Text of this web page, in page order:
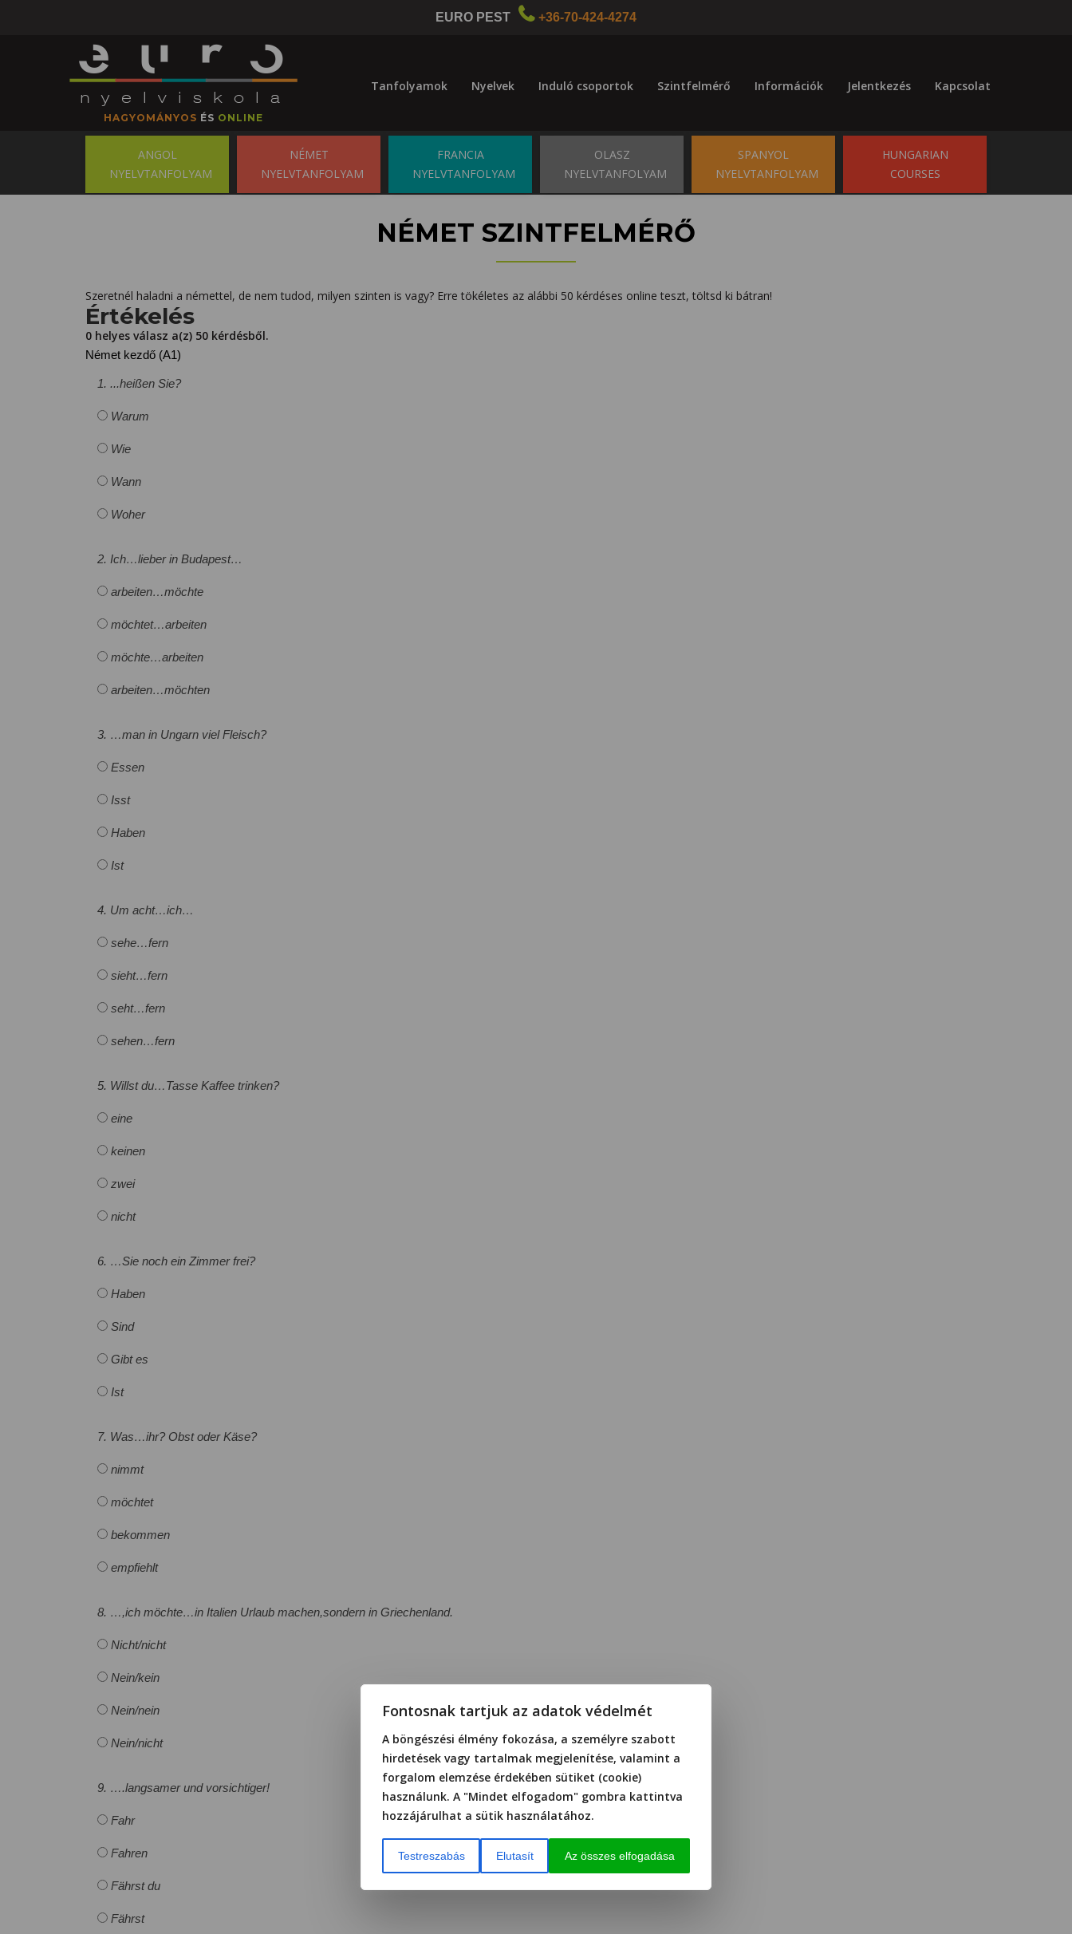
EURO PEST +36-70-424-4274
HAGYOMÁNYOS ÉS ONLINE
Tanfolyamok Nyelvek Induló csoportok Szintfelmérő Információk Jelentkezés Kapcsolat
ANGOL
NYELVTANFOLYAM
NÉMET
NYELVTANFOLYAM
FRANCIA
NYELVTANFOLYAM
OLASZ
NYELVTANFOLYAM
SPANYOL
NYELVTANFOLYAM
HUNGARIAN
COURSES
NÉMET SZINTFELMÉRŐ
Szeretnél haladni a némettel, de nem tudod, milyen szinten is vagy? Erre tökéletes az alábbi 50 kérdéses online teszt, töltsd ki bátran!
Értékelés
0 helyes válasz a(z) 50 kérdésből.
Német kezdő (A1)
1. ...heißen Sie?
Warum
Wie
Wann
Woher
2. Ich…lieber in Budapest…
arbeiten…möchte
möchtet…arbeiten
möchte…arbeiten
arbeiten…möchten
3. …man in Ungarn viel Fleisch?
Essen
Isst
Haben
Ist
4. Um acht…ich…
sehe…fern
sieht…fern
seht…fern
sehen…fern
5. Willst du…Tasse Kaffee trinken?
eine
keinen
zwei
nicht
6. …Sie noch ein Zimmer frei?
Haben
Sind
Gibt es
Ist
7. Was…ihr? Obst oder Käse?
nimmt
möchtet
bekommen
empfiehlt
8. …,ich möchte…in Italien Urlaub machen,sondern in Griechenland.
Nicht/nicht
Nein/kein
Nein/nein
Nein/nicht
9. ….langsamer und vorsichtiger!
Fahr
Fahren
Fährst du
Fährst
Fontosnak tartjuk az adatok védelmét
A böngészési élmény fokozása, a személyre szabott
hirdetések vagy tartalmak megjelenítése, valamint a
forgalom elemzése érdekében sütiket (cookie)
használunk. A "Mindet elfogadom" gombra kattintva
hozzájárulhat a sütik használatához.
Testreszabás Elutasít Az összes elfogadása